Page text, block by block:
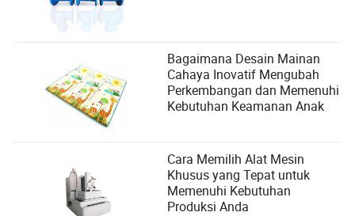
Bagaimana Desain Mainan
Cahaya Inovatif Mengubah
Perkembangan dan Memenuhi
Kebutuhan Keamanan Anak
Cara Memilih Alat Mesin
Khusus yang Tepat untuk
Memenuhi Kebutuhan
Produksi Anda